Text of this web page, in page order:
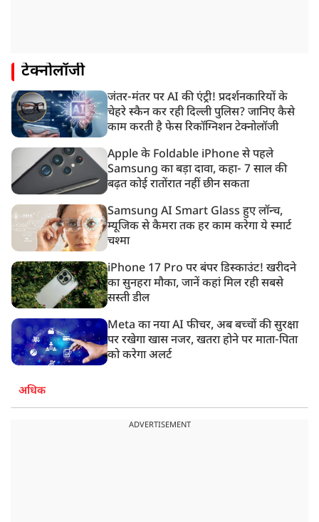
टेक्नोलॉजी
जंतर-मंतर पर AI की एंट्री! प्रदर्शनकारियों के
चेहरे स्कैन कर रही दिल्ली पुलिस? जानिए कैसे
काम करती है फेस रिकॉग्निशन टेक्नोलॉजी
Apple के Foldable iPhone से पहले
Samsung का बड़ा दावा, कहा- 7 साल की
बढ़त कोई रातोंरात नहीं छीन सकता
Samsung AI Smart Glass हुए लॉन्च,
म्यूजिक से कैमरा तक हर काम करेगा ये स्मार्ट
चश्मा
iPhone 17 Pro पर बंपर डिस्काउंट! खरीदने
का सुनहरा मौका, जानें कहां मिल रही सबसे
सस्ती डील
Meta का नया AI फीचर, अब बच्चों की सुरक्षा
पर रखेगा खास नजर, खतरा होने पर माता-पिता
को करेगा अलर्ट
अधिक
ADVERTISEMENT